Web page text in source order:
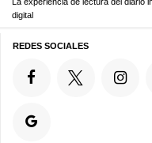
digital
REDES SOCIALES